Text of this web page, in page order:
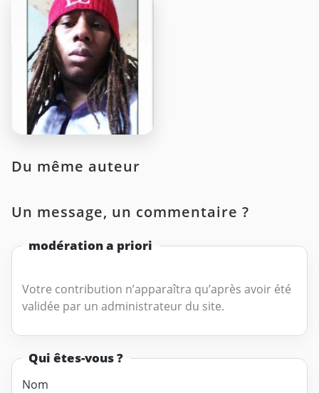
Du même auteur
Un message, un commentaire ?
modération a priori
Votre contribution n’apparaîtra qu’après avoir été
validée par un administrateur du site.
Qui êtes-vous ?
Nom